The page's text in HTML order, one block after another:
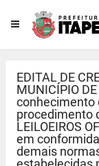
EDITAL DE
MUNICÍPIO
conhecimento
procedimento
LEILOEIROS
em
demais